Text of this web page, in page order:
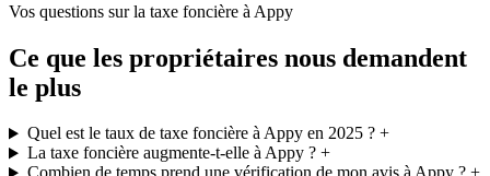
Vos questions sur la taxe foncière à Appy
Ce que les propriétaires nous demandent
le plus
Quel est le taux de taxe foncière à Appy en 2025 ?+
La taxe foncière augmente-t-elle à Appy ?+